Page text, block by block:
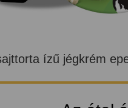
ízű jégkrém